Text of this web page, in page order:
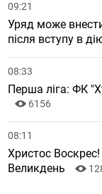
09:21
Уряд може
після вступу в
08:33
Перша ліга: ФК
6156
08:11
Христос
Великдень